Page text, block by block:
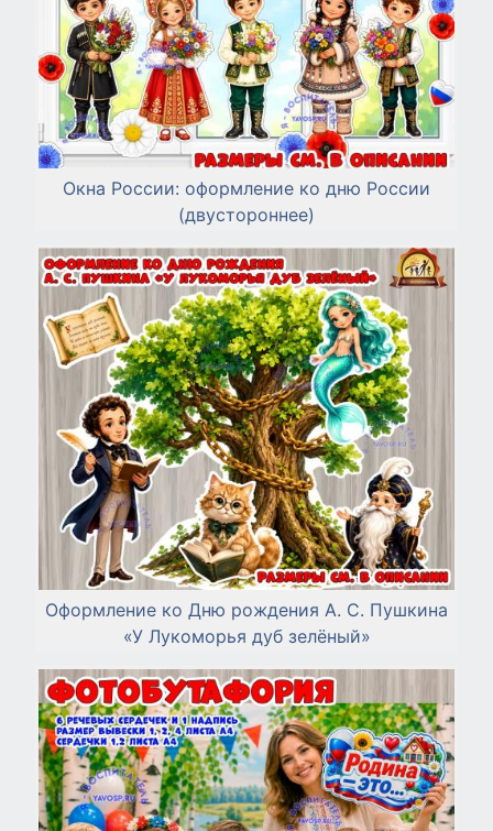
Окна России: оформление ко дню России
(двустороннее)
Оформление ко Дню рождения А. С. Пушкина
«У Лукоморья дуб зелёный»